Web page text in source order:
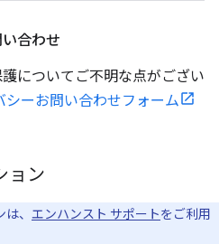
合わせ
についてご不明な点がござい
シーお問い合わせフォーム
ョン
、 エンハンスト サポートをご利用